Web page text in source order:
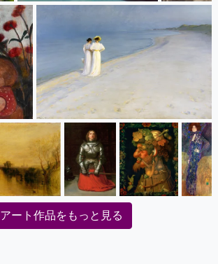
アート作品をもっと見る